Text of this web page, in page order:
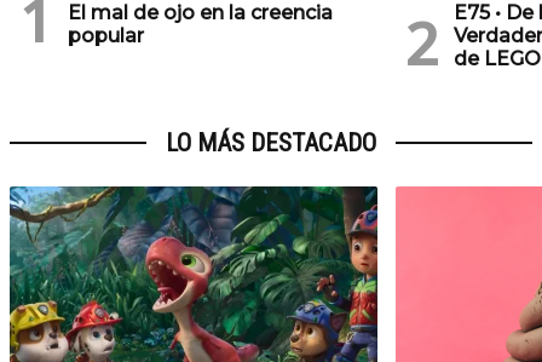
El mal de ojo en la creencia
popular
E75 •
de
LO MÁS DESTACADO